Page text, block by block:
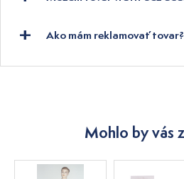
Ako mám reklamovať tovar?
Mohlo by vás